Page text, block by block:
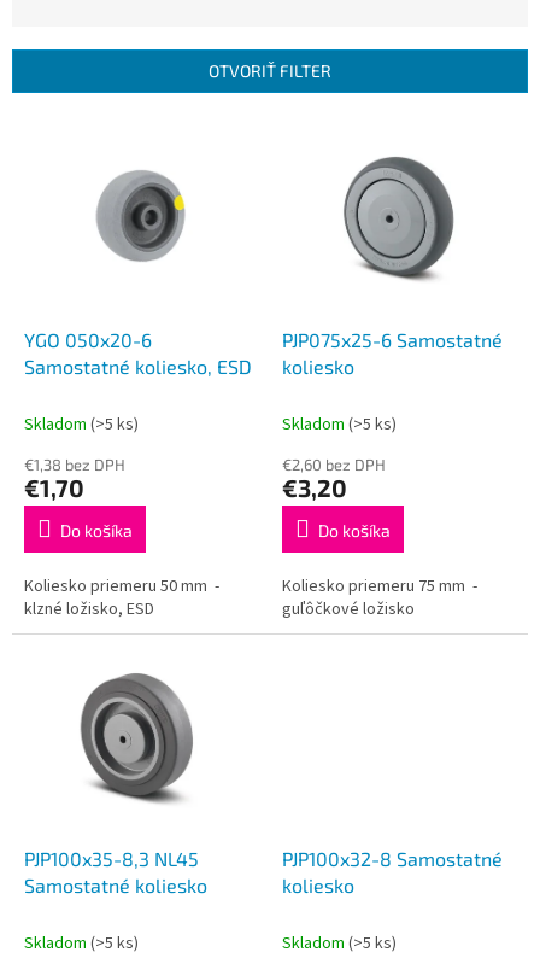
i
OTVORIŤ FILTER
YGO 050x20-6
Samostatné koliesko, ESD
Skladom (>5 ks)
€1,38 bez DPH
€1,70
Do košíka
Koliesko priemeru 50 mm -
klzné ložisko, ESD
PJP075x25-6 Samostatné
koliesko
Skladom (>5 ks)
€2,60 bez DPH
€3,20
Do košíka
Koliesko priemeru 75 mm -
guľôčkové ložisko
PJP100x35-8,3 NL45
Samostatné koliesko
Skladom (>5 ks)
PJP100x32-8 Samostatné
koliesko
Skladom (>5 ks)